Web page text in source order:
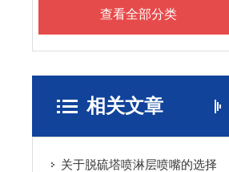
查看全部分类
相关文章
关于脱硫塔喷淋层喷嘴的选择